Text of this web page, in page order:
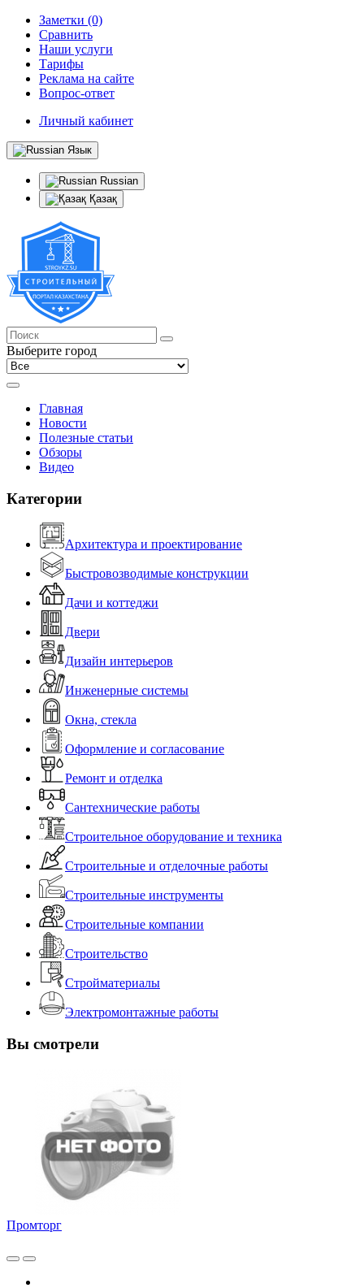
Заметки (0)
Сравнить
Наши услуги
Тарифы
Реклама на сайте
Вопрос-ответ
Личный кабинет
Язык
Russian
Қазақ
Выберите город
Главная
Новости
Полезные статьи
Обзоры
Видео
Категории
Архитектура и проектирование
Быстровозводимые конструкции
Дачи и коттеджи
Двери
Дизайн интерьеров
Инженерные системы
Окна, стекла
Оформление и согласование
Ремонт и отделка
Сантехнические работы
Строительное оборудование и техника
Строительные и отделочные работы
Строительные инструменты
Строительные компании
Строительство
Стройматериалы
Электромонтажные работы
Вы смотрели
Промторг